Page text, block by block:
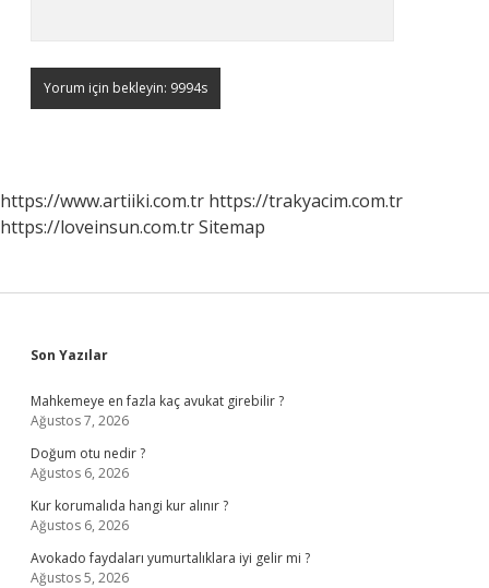
https://www.artiiki.com.tr https://trakyacim.com.tr
https://loveinsun.com.trSitemap
Sidebar
Son Yazılar
Mahkemeye en fazla kaç avukat girebilir ?
Ağustos 7, 2026
Doğum otu nedir ?
Ağustos 6, 2026
Kur korumalıda hangi kur alınır ?
Ağustos 6, 2026
Avokado faydaları yumurtalıklara iyi gelir mi ?
Ağustos 5, 2026